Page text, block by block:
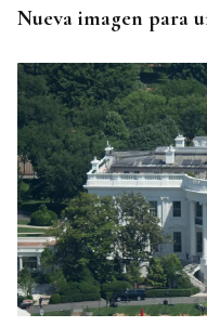
Nueva imagen para